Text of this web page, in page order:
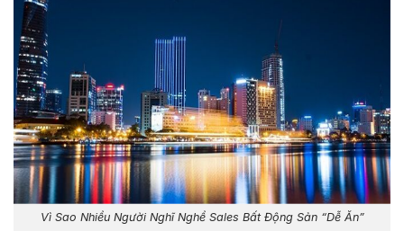
Vì Sao Nhiều Người Nghĩ Nghề Sales Bất Động Sản “Dễ Ăn”